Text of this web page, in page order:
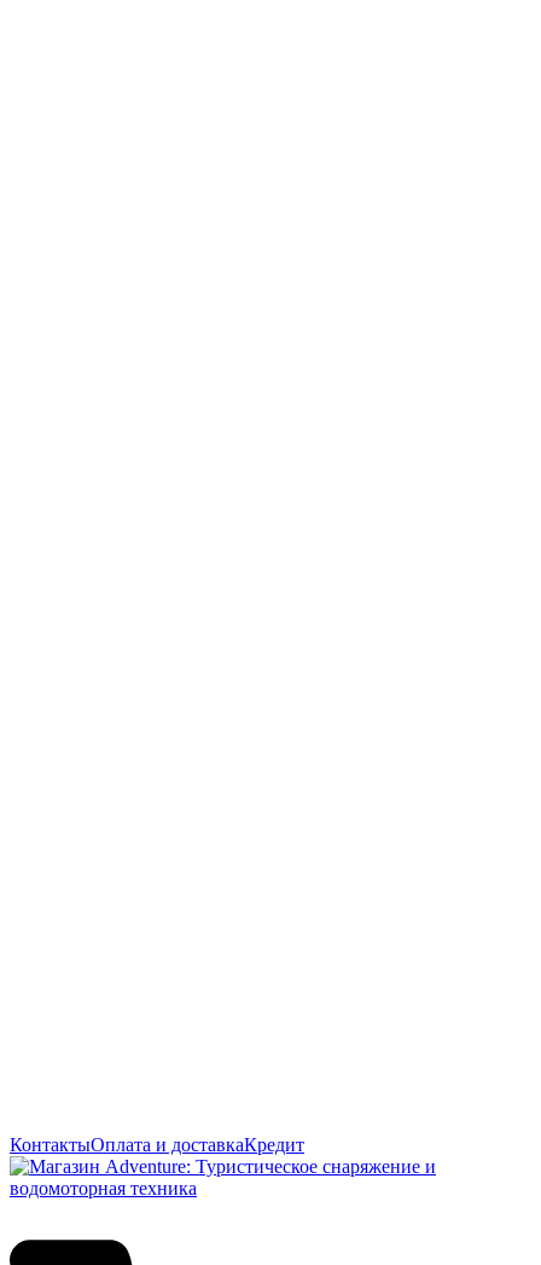
КонтактыОплата и доставкаКредит